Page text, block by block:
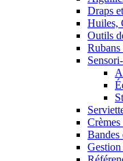
Draps
Huiles,
Outils
Rubans
Crèmes
Bandes
Gestion